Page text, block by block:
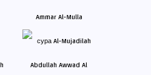
Ammar Al-Mulla